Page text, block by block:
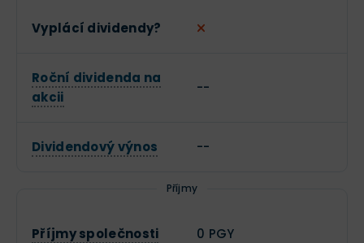
Vyplácí dividendy?
Roční dividenda na
akcii
--
Dividendový výnos --
Příjmy
Příjmy společnosti 0 PGY